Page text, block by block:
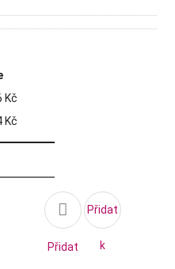
Kč
Kč

Přidat
Přidat
k